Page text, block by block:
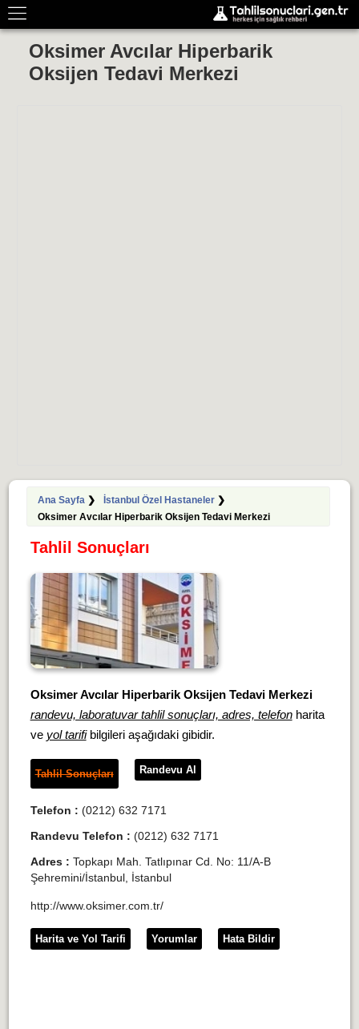
Oksimer Avcılar Hiperbarik
Oksijen Tedavi Merkezi
Ana Sayfa❯ İstanbul Özel Hastaneler❯
Oksimer Avcılar Hiperbarik Oksijen Tedavi Merkezi
Tahlil Sonuçları
Oksimer Avcılar Hiperbarik Oksijen Tedavi Merkezi
randevu, laboratuvar tahlil sonuçları, adres, telefonharita
ve yol tarifibilgileri aşağıdaki gibidir.
Tahlil Sonuçları Randevu Al
Telefon : (0212) 632 7171
Randevu Telefon : (0212) 632 7171
Adres : Topkapı Mah. Tatlıpınar Cd. No: 11/A-B
Şehremini/İstanbul, İstanbul
http://www.oksimer.com.tr/
Harita ve Yol Tarifi Yorumlar Hata Bildir